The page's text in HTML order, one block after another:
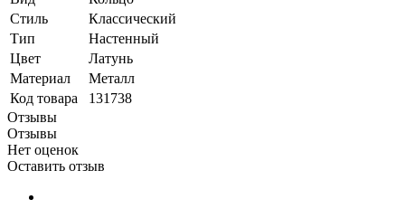
Стиль
Классический
Тип
Настенный
Цвет
Латунь
Материал
Металл
Код товара
131738
Отзывы
Отзывы
Нет оценок
Оставить отзыв